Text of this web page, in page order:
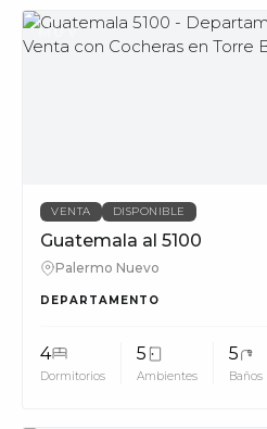
MUV
VENTA DISPONIBLE
Guatemala al 5100
Palermo Nuevo
DEPARTAMENTO
4
Dormitorios
5
Ambientes
5
Baños